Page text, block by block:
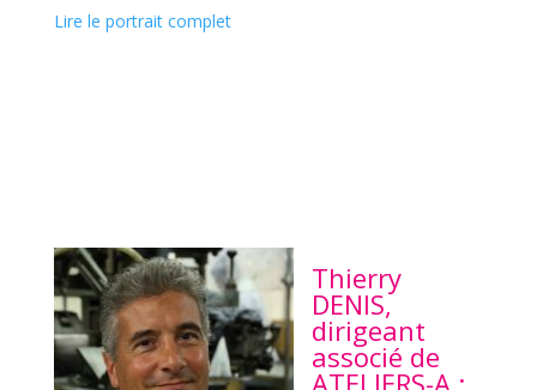
Lire le portrait complet
Thierry
DENIS,
dirigeant
associé de
ATELIERS-A :